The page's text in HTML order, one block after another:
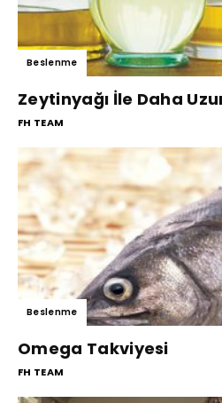
Beslenme
Zeytinyağı İle Daha
FH TEAM
Beslenme
Omega Takviyesi
FH TEAM